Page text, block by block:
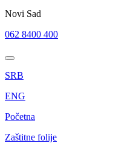
Novi Sad
062 8400 400
SRB
ENG
Početna
Zaštitne folije